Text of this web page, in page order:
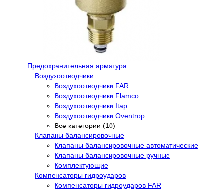
Предохранительная арматура
Воздухоотводчики
Воздухоотводчики FAR
Воздухоотводчики Flamco
Воздухоотводчики Itap
Воздухоотводчики Oventrop
Все категории (10)
Клапаны балансировочные
Клапаны балансировочные автоматические
Клапаны балансировочные ручные
Комплектующие
Компенсаторы гидроударов
Компенсаторы гидроударов FAR